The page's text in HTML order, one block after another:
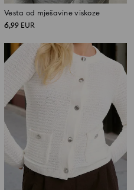
Vesta od mješavine viskoze
6,99 EUR